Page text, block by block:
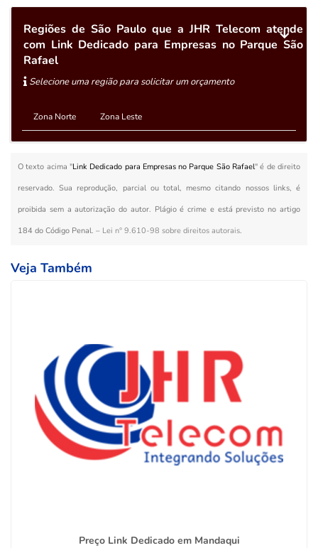
Regiões de São Paulo que a JHR Telecom atende
com Link Dedicado para Empresas no Parque São
Rafael
Selecione uma região para solicitar um orçamento
Zona Norte Zona Leste
O texto acima "Link Dedicado para Empresas no Parque São Rafael" é de direito
reservado. Sua reprodução, parcial ou total, mesmo citando nossos links, é
proibida sem a autorização do autor. Plágio é crime e está previsto no artigo
184 do Código Penal. – Lei n° 9.610-98 sobre direitos autorais.
Veja Também
Preço Link Dedicado em Mandaqui